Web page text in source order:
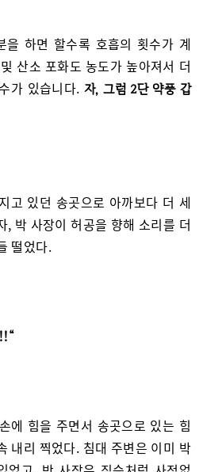
을 하면 할수록 호흡의 횟수가 계
산소 포화도 농도가 높아져서 더
가 있습니다. 자, 그럼 2단 약풍 갑
고 있던 송곳으로 아까보다 더 세
, 박 사장이 허공을 향해 소리를 더
떨었다.
에 힘을 주면서 송곳으로 있는 힘
내리 찍었다. 침대 주변은 이미 박